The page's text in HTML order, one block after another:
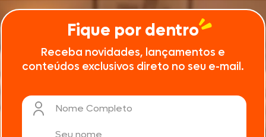
Fique por dentro
Receba novidades, lançamentos e
conteúdos exclusivos direto no seu e-mail.
Nome Completo